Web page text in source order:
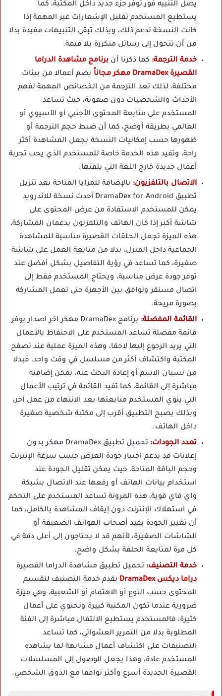
يصل التنبيه فور توفر جزء جديد داخل المكتبة، كما
يستطيع المستخدم تقليل الإشعارات غير المهمة إذا
كانت النسخة تدعم ذلك، وبذلك تبقى التنبيهات مفيدة بدلا
من أن تتحول إلى رسائل متكررة بلا قيمة.
خدمة الترجمة: كما ذكرنا أن برنامج مشاهدة الدراما
القصيرة DramaDex مهكر مجاناً
يضم أعمالا من بيئات
مختلفة، لذلك تعد الترجمة من الخصائص المهمة لفهم
الأحداث والشخصيات دون صعوبة، حيث تساعد
المستخدم على متابعة المحتوى الأجنبي أو الآسيوي أو
العالمي بطريقة أوضح، كما أن ضبط حجم الترجمة أو
ظهورها حسب إمكانيات النسخة يجعل المشاهدة أكثر
راحة، وتفيد هذه الخدمة خاصة للمستخدم الذي يحب تجربة
أعمال جديدة خارج اللغة التي يتقنها.
الاتصال بالتلفزيون: بالإضافة للمزايا المتاحة بعد تنزيل
تطبيق DramaDex for Android أحدث نسخة للاندرويد
يمكن للمستخدم الاستفادة من عرض المحتوى على
شاشة أكبر إذا كان الهاتف والتلفزيون يدعمان المشاركة،
هذه الميزة تجعل الحلقات القصيرة مناسبة للمشاهدة
الجماعية داخل المنزل، بدلا من متابعة العمل على شاشة
صغيرة، كما تساعد في رؤية التفاصيل بشكل أفضل عند
توفر جودة عرض مناسبة، ويحتاج المستخدم فقط إلى
اتصال مستقر وتوافق بين الأجهزة حتى تعمل المشاركة
بصورة مريحة.
القائمة المفضلة:
برنامج DramaDex مهكر اخر اصدار يوفر
قائمة مفضلة تساعد المستخدم على الاحتفاظ بالأعمال
التي يريد الرجوع إليها لاحقا، وهذه الميزة عملية عند تصفح
المكتبة واكتشاف أكثر من مسلسل في وقت واحد، فبدلا
من نسيان الاسم أو إعادة البحث عنه، يمكن إضافته
مباشرة إلى القائمة، كما تفيد القائمة في ترتيب الأعمال
التي ينوي المستخدم متابعتها بعد الانتهاء من عمل آخر،
وبذلك يصبح التطبيق أقرب إلى مكتبة شخصية صغيرة
داخل الهاتف.
تعدد الجودات:
تحميل تطبيق DramaDex مهكر بدون
إعلانات قد يدعم اختيار جودة العرض حسب سرعة الإنترنت
وحجم الباقة المتاحة، حيث يمكن تقليل الجودة عند
استخدام بيانات الهاتف أو رفعها عند الاتصال بشبكة
واي فاي قوية، هذه المرونة تساعد المستخدم على التحكم
في استهلاك الإنترنت دون إيقاف المشاهدة بالكامل، كما
أن تغيير الجودة يفيد أصحاب الهواتف الضعيفة أو
الشاشات الصغيرة، لأنهم قد لا يحتاجون إلى أعلى دقة في
كل مرة لمتابعة الحلقة بشكل واضح.
خدمة التصنيف: تحميل تطبيق مشاهدة الدراما القصيرة
دراما ديكس DramaDex
يقدم خدمة التصنيف لتقسيم
المحتوى حسب النوع أو الاهتمام أو الشعبية، وهي ميزة
ضرورية عندما تكون المكتبة كبيرة وتحتوي على أعمال
كثيرة، فالمستخدم يستطيع الانتقال مباشرة إلى الفئة
المطلوبة بدلا من التمرير العشوائي، كما تساعد
التصنيفات على اكتشاف أعمال مشابهة لما يشاهده
المستخدم عادة، وهذا يجعل الوصول إلى المسلسلات
القصيرة الجديدة أسرع وأكثر توافقا مع الذوق الشخصي.